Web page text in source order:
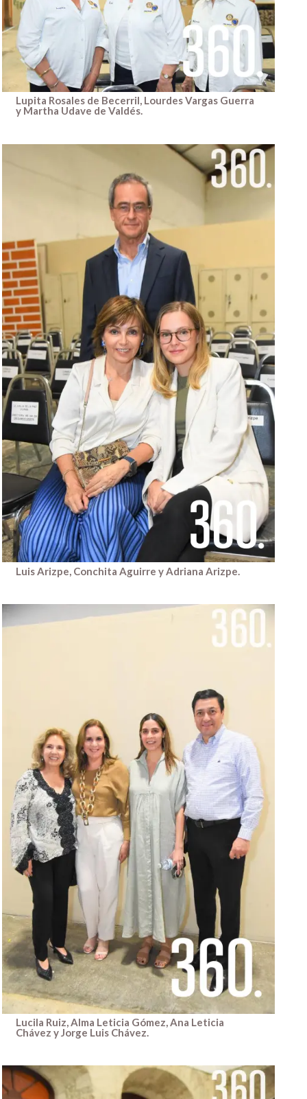
Lupita Rosales de Becerril, Lourdes Vargas Guerra
y Martha Udave de Valdés.
Luis Arizpe, Conchita Aguirre y Adriana Arizpe.
Lucila Ruiz, Alma Leticia Gómez, Ana Leticia
Chávez y Jorge Luis Chávez.